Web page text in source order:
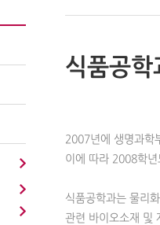
식품공학
2007년에 생명과학
이에 따라 2008학
식품공학과는 물리
관련 바이오소재 및